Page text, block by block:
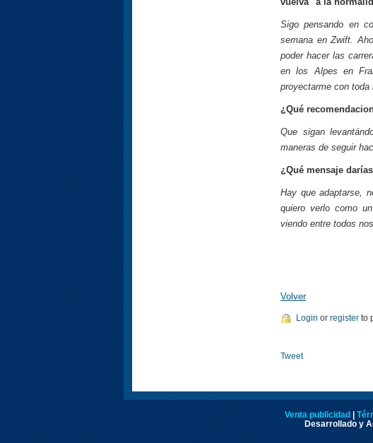
Sigo pensando en
semana en Zwift.
poder hacer las
en los Alpes en
proyectarme con toda
¿Qué
Que sigan
maneras de seguir
¿Qué mensaje
Hay que adaptarse,
quiero verlo como
viendo entre todos
Volver
Login or register to
Tweet
Venta publicidad |
Desarrollado y